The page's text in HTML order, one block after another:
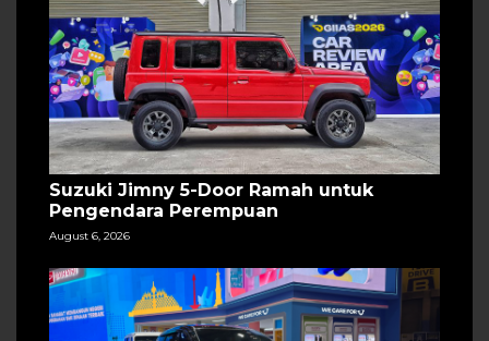
Suzuki Jimny 5-Door Ramah untuk
Pengendara Perempuan
August 6, 2026